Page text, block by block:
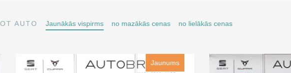
AUTO Jaunākās vispirms no mazākās cenas no lielākās cenas
Jaunums